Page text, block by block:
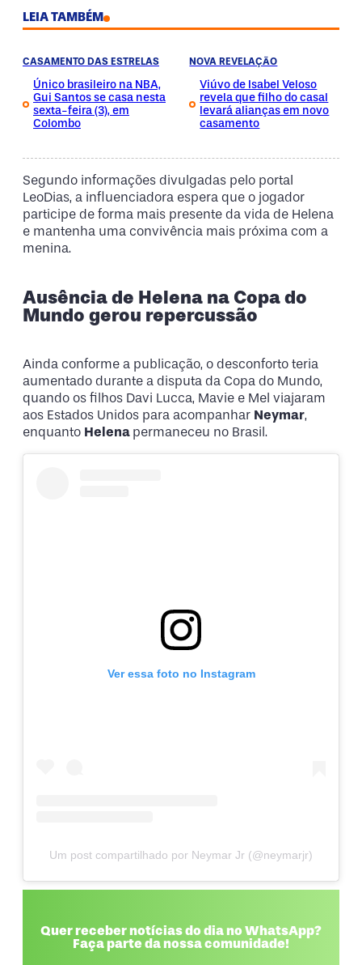
LEIA TAMBÉM
CASAMENTO DAS ESTRELAS
Único brasileiro na NBA,
Gui Santos se casa nesta
sexta-feira (3), em
Colombo
NOVA REVELAÇÃO
Viúvo de Isabel Veloso
revela que filho do casal
levará alianças em novo
casamento
Segundo informações divulgadas pelo portal
LeoDias, a influenciadora espera que o jogador
participe de forma mais presente da vida de Helena
e mantenha uma convivência mais próxima com a
menina.
Ausência de Helena na Copa do
Mundo gerou repercussão
Ainda conforme a publicação, o desconforto teria
aumentado durante a disputa da Copa do Mundo,
quando os filhos Davi Lucca, Mavie e Mel viajaram
aos Estados Unidos para acompanhar Neymar,
enquanto Helena permaneceu no Brasil.
Ver essa foto no Instagram
Um post compartilhado por Neymar Jr (@neymarjr)
Quer receber notícias do dia no WhatsApp?
Faça parte da nossa comunidade!